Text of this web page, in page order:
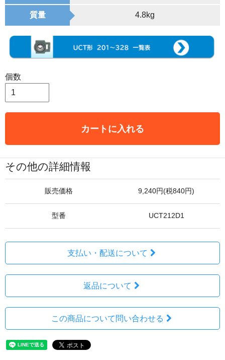
質量 4.8kg
個数
カートに入れる
その他の詳細情報
販売価格 9,240円(税840円)
型番 UCT212D1
支払い・配送について
返品について
この商品について問い合わせる